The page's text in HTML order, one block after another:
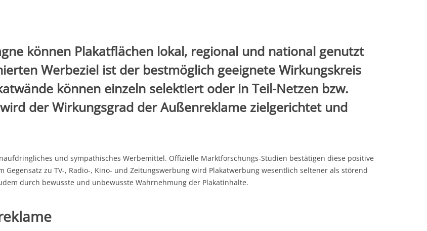
können Plakatflächen lokal, regional und national genutzt
Werbeziel ist der bestmöglich geeignete Wirkungskreis
können einzeln selektiert oder in Teil-Netzen bzw.
der Wirkungsgrad der Außenreklame zielgerichtet und
und sympathisches Werbemittel. Offizielle Marktforschungs-Studien bestätigen diese positive
zu TV-, Radio-, Kino- und Zeitungswerbung wird Plakatwerbung wesentlich seltener als störend
durch bewusste und unbewusste Wahrnehmung der Plakatinhalte.